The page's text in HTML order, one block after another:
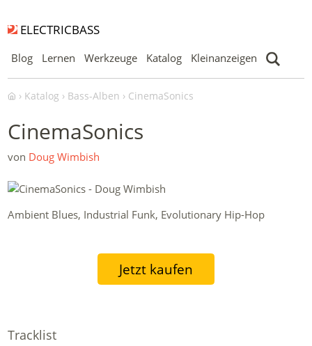
ELECTRICBASS
Blog Lernen Werkzeuge Katalog Kleinanzeigen
Katalog Bass-Alben CinemaSonics
CinemaSonics
von Doug Wimbish
Ambient Blues, Industrial Funk, Evolutionary Hip-Hop
Jetzt kaufen
Tracklist